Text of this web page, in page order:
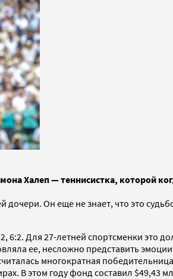
Халеп — теннисистка, которой
Он еще не знает, что это
Для 27-летней спортсменки это
ее, несложно представить
многократная
В этом году фонд составил $49,43